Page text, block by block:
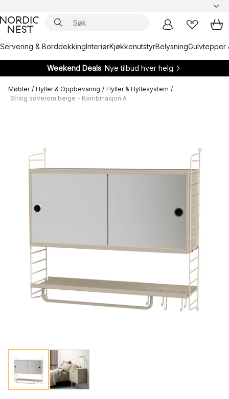
Servering & BorddekkingInteriørKjøkkenutstyrBelysningGulvtepper
Weekend Deals: Nye tilbud hver helg
Møbler / Hyller & Oppbevaring / Hyller & Hyllesystem /
String soverom beige - Kombinasjon A